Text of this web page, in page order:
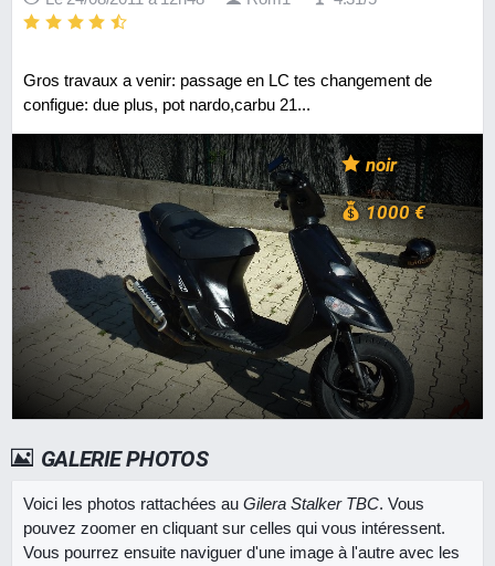
Gros travaux a venir: passage en LC tes changement de
configue: due plus, pot nardo,carbu 21...
noir
1000 €
GALERIE PHOTOS
Voici les photos rattachées au Gilera Stalker TBC. Vous
pouvez zoomer en cliquant sur celles qui vous intéressent.
Vous pourrez ensuite naviguer d'une image à l'autre avec les